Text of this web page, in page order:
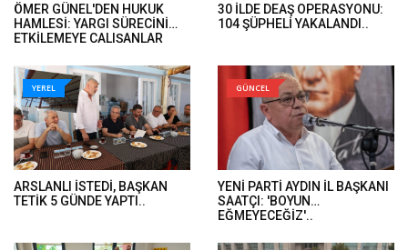
ÖMER GÜNEL'DEN HUKUK
HAMLESİ: YARGI SÜRECİNİ
ETKİLEMEYE ÇALIŞANLAR
VERECEK..
30 İLDE DEAŞ OPERASYONU:
104 ŞÜPHELİ YAKALANDI..
YEREL
ARSLANLI İSTEDİ, BAŞKAN
TETİK 5 GÜNDE YAPTI..
GÜNCEL
YENİ PARTİ AYDIN İL BAŞKANI
SAATÇI: 'BOYUN
EĞMEYECEĞİZ'..